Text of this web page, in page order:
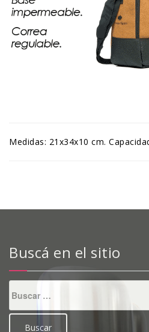
Medidas: 21x34x10 cm.
Buscá en el sitio